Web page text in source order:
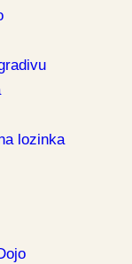
lozinka